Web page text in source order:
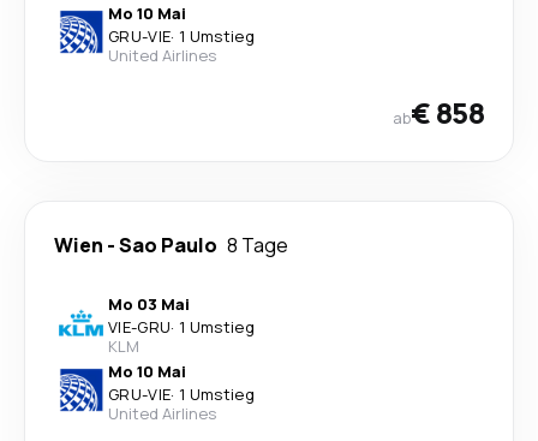
Mo 10 Mai
GRU-VIE· 1 Umstieg
United Airlines
ab€ 858
Wien -Sao Paulo 8 Tage
Mo 03 Mai
VIE-GRU· 1 Umstieg
KLM
Mo 10 Mai
GRU-VIE· 1 Umstieg
United Airlines